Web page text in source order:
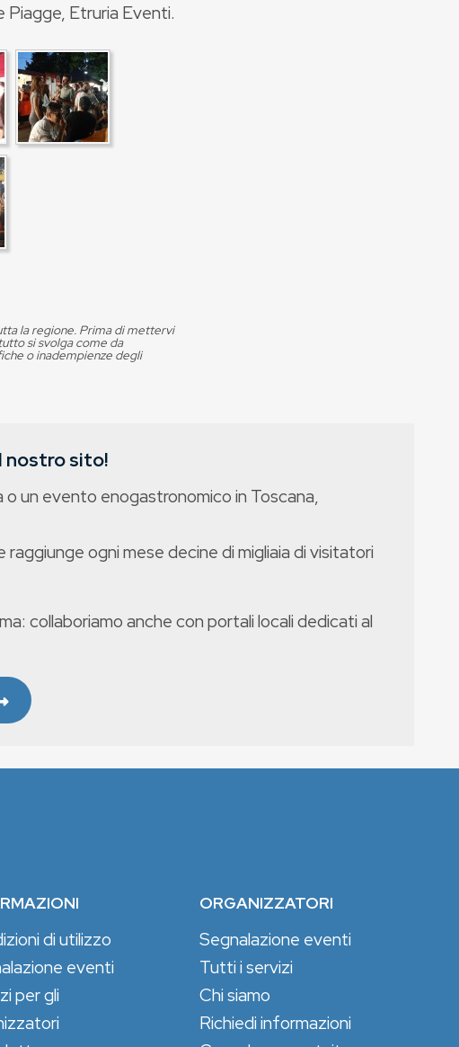
Piagge, Etruria Eventi.
la regione. Prima di mettervi
si svolga come da
o inadempienze degli
nostro sito!
un evento enogastronomico in Toscana,
ogni mese decine di migliaia di visitatori
collaboriamo anche con portali locali dedicati al
di utilizzo
eventi
per gli
ORGANIZZATORI
Segnalazione eventi
Tutti i servizi
Chi siamo
Richiedi informazioni